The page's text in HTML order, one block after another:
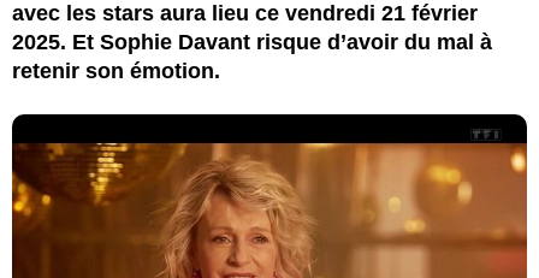
avec les stars aura lieu ce vendredi 21 février
2025. Et Sophie Davant risque d’avoir du mal à
retenir son émotion.